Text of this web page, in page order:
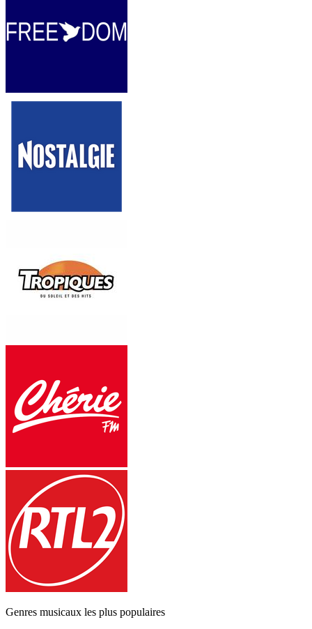
Genres musicaux les plus populaires